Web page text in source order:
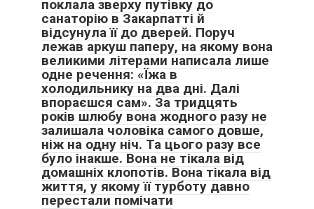
поклала зверху путівку до
санаторію в Закарпатті й
відсунула її до дверей. Поруч
лежав аркуш паперу, на якому вона
великими літерами написала лише
одне речення: «Їжа в
холодильнику на два дні. Далі
впораєшся сам». За тридцять
років шлюбу вона жодного разу не
залишала чоловіка самого довше,
ніж на одну ніч. Та цього разу все
було інакше. Вона не тікала від
домашніх клопотів. Вона тікала від
життя, у якому її турботу давно
перестали помічати